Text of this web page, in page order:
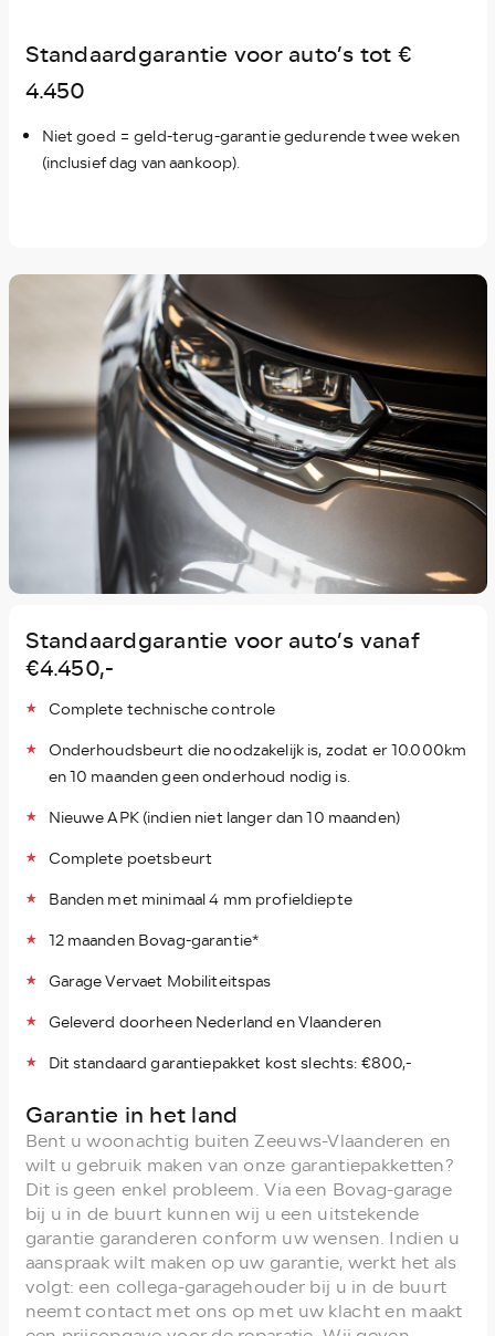
Standaardgarantie voor auto’s tot €
4.450
Niet goed = geld-terug-garantie gedurende twee weken
(inclusief dag van aankoop).
Standaardgarantie voor auto’s vanaf
€4.450,-
Complete technische controle
Onderhoudsbeurt die noodzakelijk is, zodat er 10.000km
en 10 maanden geen onderhoud nodig is.
Nieuwe APK (indien niet langer dan 10 maanden)
Complete poetsbeurt
Banden met minimaal 4 mm profieldiepte
12 maanden Bovag-garantie*
Garage Vervaet Mobiliteitspas
Geleverd doorheen Nederland en Vlaanderen
Dit standaard garantiepakket kost slechts: €800,-
Garantie in het land
Bent u woonachtig buiten Zeeuws-Vlaanderen en
wilt u gebruik maken van onze garantiepakketten?
Dit is geen enkel probleem. Via een Bovag-garage
bij u in de buurt kunnen wij u een uitstekende
garantie garanderen conform uw wensen. Indien u
aanspraak wilt maken op uw garantie, werkt het als
volgt: een collega-garagehouder bij u in de buurt
neemt contact met ons op met uw klacht en maakt